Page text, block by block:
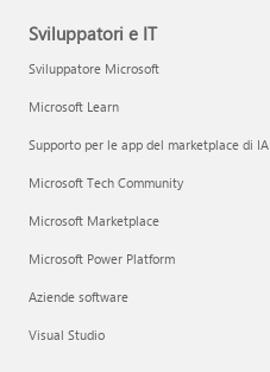
Sviluppatori e IT
Sviluppatore Microsoft
Microsoft Learn
Supporto per le app del marketplace di IA
Microsoft Tech Community
Microsoft Marketplace
Microsoft Power Platform
Aziende software
Visual Studio